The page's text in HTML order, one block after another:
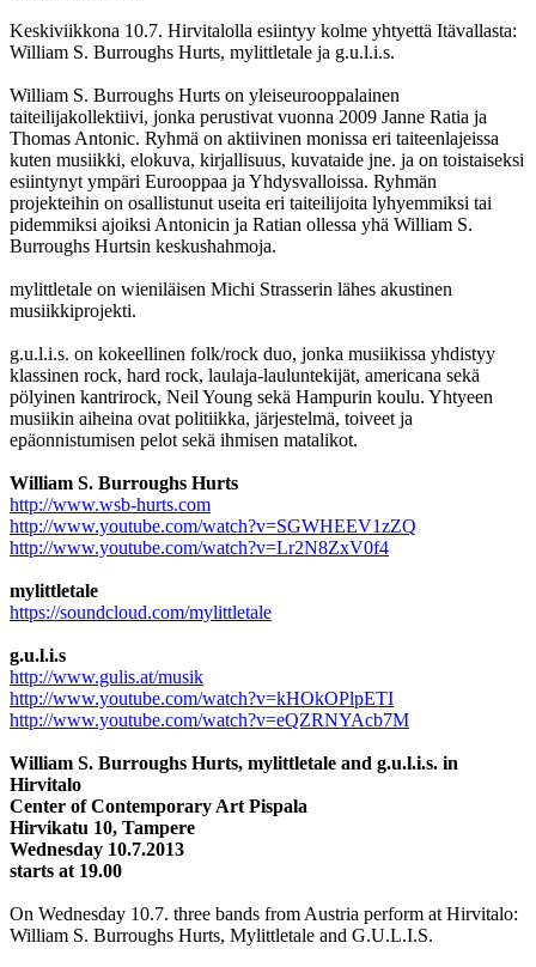
Keskiviikkona 10.7. Hirvitalolla esiintyy kolme yhtyettä Itävallasta:
William S. Burroughs Hurts, mylittletale ja g.u.l.i.s.
William S. Burroughs Hurts on yleiseurooppalainen
taiteilijakollektiivi, jonka perustivat vuonna 2009 Janne Ratia ja
Thomas Antonic. Ryhmä on aktiivinen monissa eri taiteenlajeissa
kuten musiikki, elokuva, kirjallisuus, kuvataide jne. ja on toistaiseksi
esiintynyt ympäri Eurooppaa ja Yhdysvalloissa. Ryhmän
projekteihin on osallistunut useita eri taiteilijoita lyhyemmiksi tai
pidemmiksi ajoiksi Antonicin ja Ratian ollessa yhä William S.
Burroughs Hurtsin keskushahmoja.
mylittletale on wieniläisen Michi Strasserin lähes akustinen
musiikkiprojekti.
g.u.l.i.s. on kokeellinen folk/rock duo, jonka musiikissa yhdistyy
klassinen rock, hard rock, laulaja-lauluntekijät, americana sekä
pölyinen kantrirock, Neil Young sekä Hampurin koulu. Yhtyeen
musiikin aiheina ovat politiikka, järjestelmä, toiveet ja
epäonnistumisen pelot sekä ihmisen matalikot.
William S. Burroughs Hurts
http://www.wsb-hurts.com
http://www.youtube.com/watch?v=SGWHEEV1zZQ
http://www.youtube.com/watch?v=Lr2N8ZxV0f4
mylittletale
https://soundcloud.com/mylittletale
g.u.l.i.s
http://www.gulis.at/musik
http://www.youtube.com/watch?v=kHOkOPlpETI
http://www.youtube.com/watch?v=eQZRNYAcb7M
William S. Burroughs Hurts, mylittletale and g.u.l.i.s. in
Hirvitalo
Center of Contemporary Art Pispala
Hirvikatu 10, Tampere
Wednesday 10.7.2013
starts at 19.00
On Wednesday 10.7. three bands from Austria perform at Hirvitalo:
William S. Burroughs Hurts, Mylittletale and G.U.L.I.S.